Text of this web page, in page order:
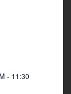
- 11:30